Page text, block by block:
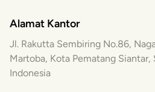
Alamat Kantor
Jl. Rakutta Sembiring No.86,
Martoba, Kota Pematang Siantar,
Indonesia